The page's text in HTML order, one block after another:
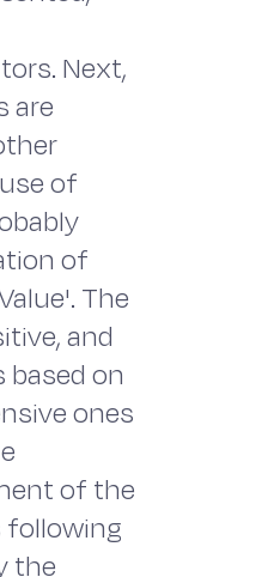
Next,
are
of
of
The
and
on
ones
of the
the